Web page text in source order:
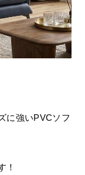
に強いPVCソフ
！